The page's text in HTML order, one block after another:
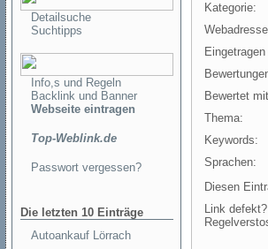
Detailsuche
Suchtipps
Info,s und Regeln
Backlink und Banner
Webseite eintragen
Top-Weblink.de
Passwort vergessen?
Die letzten 10 Einträge
Autoankauf Lörrach
Kategorie:
Bewertet
Thema:
Keywords:
Sprachen:
Diesen
Link defekt?